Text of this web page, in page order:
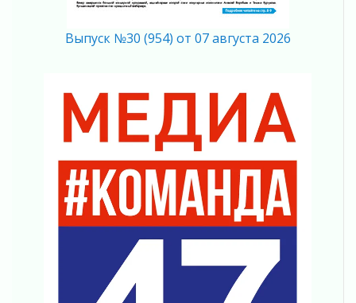
Поддержка волонтерских объединений
Ладожский мост полностью закроют на два
Музеи Ленобласти обновляют пространства
03 августа 2026
Новая площадка: 2027
03 августа 2026
Часть медиков в Ленобласти сможет
рассчитывать на доплату от региона
03 августа 2026
За сутки в Ленинградской области
ликвидировали 10 пожаров
Клюква наливается, но в корзинку пока не
Выпуск №30 (954) от 07 августа 2026